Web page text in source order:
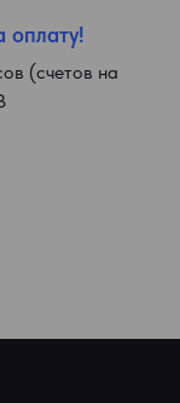
оплату!
(счетов на